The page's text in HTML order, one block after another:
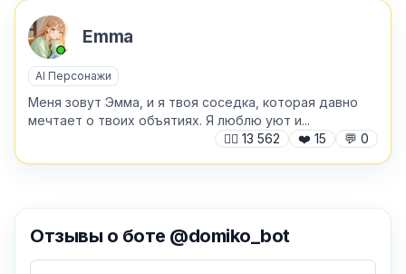
Как добавить бота?
Emma
AI Персонажи
Меня зовут Эмма, и я твоя соседка, которая давно
мечтает о твоих объятиях. Я люблю уют и...
🙍‍♂️ 13 562 ❤️ 15 💬 0
Отзывы о боте @domiko_bot